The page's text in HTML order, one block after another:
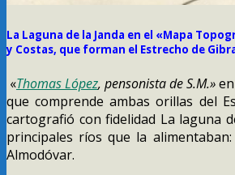
La Laguna de la Janda en el «Mapa
y Costas, que forman el Estrecho de
«Thomas López, pensonista de S.M.»
que comprende ambas orillas del
cartografió con fidelidad La laguna
principales ríos que la
Almodóvar.